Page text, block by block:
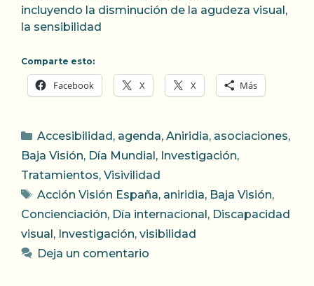
incluyendo la disminución de la agudeza visual,
la sensibilidad
Comparte esto:
Facebook X X Más
Categorías
Accesibilidad , agenda, Aniridia, asociaciones,
Baja Visión, Día Mundial , Investigación,
Tratamientos, Visivilidad
Etiquetas
Acción Visión España, aniridia, Baja Visión,
Concienciación, Día internacional , Discapacidad
visual , Investigación, visibilidad
Deja un comentario